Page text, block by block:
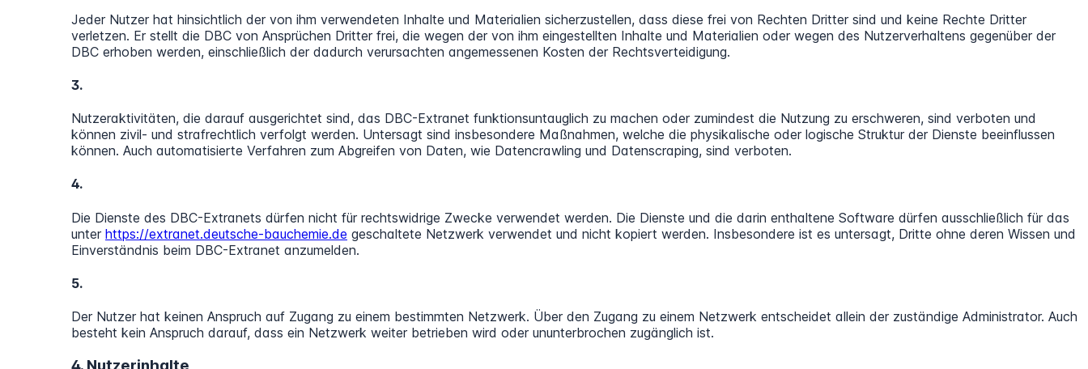
Jeder Nutzer hat hinsichtlich der von ihm verwendeten Inhalte und Materialien sicherzustellen, dass diese frei von Rechten Dritter sind und keine Rechte Dritter
verletzen. Er stellt die DBC von Ansprüchen Dritter frei, die wegen der von ihm eingestellten Inhalte und Materialien oder wegen des Nutzerverhaltens gegenüber der
DBC erhoben werden, einschließlich der dadurch verursachten angemessenen Kosten der Rechtsverteidigung.
3.
Nutzeraktivitäten, die darauf ausgerichtet sind, das DBC-Extranet funktionsuntauglich zu machen oder zumindest die Nutzung zu erschweren, sind verboten und
können zivil- und strafrechtlich verfolgt werden. Untersagt sind insbesondere Maßnahmen, welche die physikalische oder logische Struktur der Dienste beeinflussen
können. Auch automatisierte Verfahren zum Abgreifen von Daten, wie Datencrawling und Datenscraping, sind verboten.
4.
Die Dienste des DBC-Extranets dürfen nicht für rechtswidrige Zwecke verwendet werden. Die Dienste und die darin enthaltene Software dürfen ausschließlich für das
unter https://extranet.deutsche-bauchemie.de geschaltete Netzwerk verwendet und nicht kopiert werden. Insbesondere ist es untersagt, Dritte ohne deren Wissen und
Einverständnis beim DBC-Extranet anzumelden.
5.
Der Nutzer hat keinen Anspruch auf Zugang zu einem bestimmten Netzwerk. Über den Zugang zu einem Netzwerk entscheidet allein der zuständige Administrator. Auch
besteht kein Anspruch darauf, dass ein Netzwerk weiter betrieben wird oder ununterbrochen zugänglich ist.